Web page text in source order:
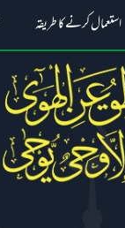
استعمال کرنے کا طریقہ